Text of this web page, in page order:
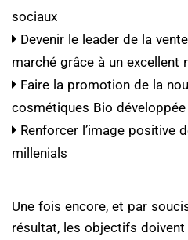
sociaux
Devenir le leader de la
marché grâce à un excellent
Faire la promotion de la
cosmétiques Bio
Renforcer l’image positive
millenials
Une fois encore, et par
résultat, les objectifs